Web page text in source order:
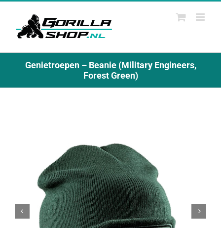
Ga
Genietroepen – Beanie (Military Engineers,
Forest Green)
 